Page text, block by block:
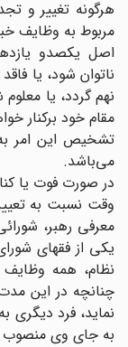
هرگونه تغییر و
مربوط به وظایف
اصل یکصدو
ناتوان شود، یا
نهم گردد، یا معلوم
مقام خود برکنار
تشخیص این امر
می‌باشد.
در صورت فوت یا
وقت نسبت به تعیین
معرفی رهبر،
یکی از فقهای
نظام، همه وظایف
چنانچه در این مدت
نماید، فرد دیگری
به جای وی منصوب